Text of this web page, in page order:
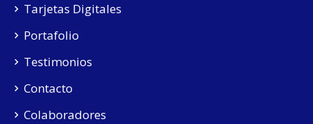
Tarjetas Digitales
Portafolio
Testimonios
Contacto
Colaboradores